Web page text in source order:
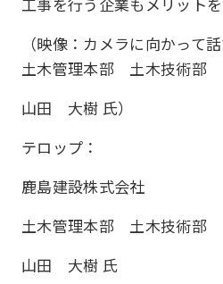
（映像：カメラに向かって
土木管理本部 土木技術部
山田 大樹 氏）
テロップ：
鹿島建設株式会社
土木管理本部 土木技術部
山田 大樹 氏